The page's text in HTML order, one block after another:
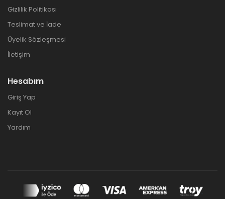
Gizlilik Politikası
Teslimat ve İade
Üyelik Sözleşmesi
İletişim
Hesabım
Giriş Yap
Kayıt Ol
Yardım